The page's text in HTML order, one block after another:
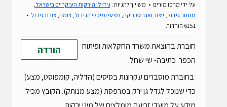
על-ידי מרכז מורים משוייך לתגיות : גידולי הירקות העיקריים בישראל,
מחזור גידול, ייצור ואגרוטכניקה, מצעי ומיכלי הגידול, צומח, צורת גידול
6151 הורדות
הורדה
חוברת בהוצאת משרד החקלאות ופיתוח
הכפר. כתיבה- שי שחל.
בחוברת מוסברים עקרונות בסיסים (הדליה, קומפוסט, מצע)
כדי שנוכל לגדל גן ירק במרפסת (מצע מנותק). הקובץ מכיל